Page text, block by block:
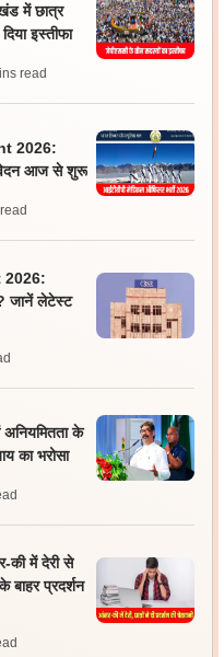
में छात्र
इस्तीफा
read
2026:
आज से शुरू
2026:
जानें लेटेस्ट
के
का भरोसा
में देरी से
प्रदर्शन